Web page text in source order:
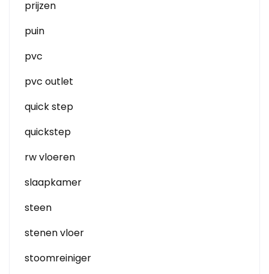
prijzen
puin
pvc
pvc outlet
quick step
quickstep
rw vloeren
slaapkamer
steen
stenen vloer
stoomreiniger